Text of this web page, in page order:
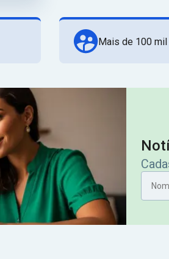
Mais de 100
Nome
E-mail